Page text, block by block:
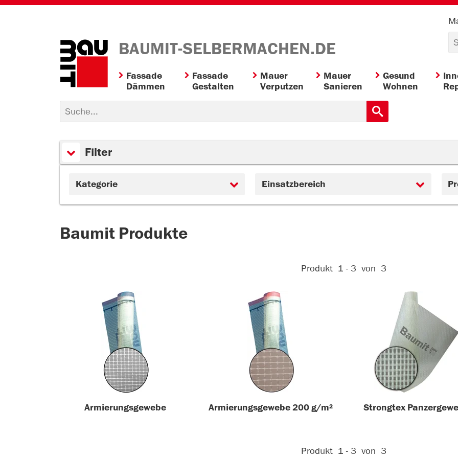
BAUMIT-SELBERMACHEN.DE
Fassade
Dämmen
Fassade
Gestalten
Mauer
Verputzen
Mauer
Sanieren
Gesund
Wohnen
Filter
Kategorie Einsatzbereich
Baumit Produkte
Aktive Filter:
Produkt 1 - 3 von 3
Armierungsgewebe Armierungsgewebe 200 g/m² Strongtex
Aktive Filter:
Produkt 1 - 3 von 3